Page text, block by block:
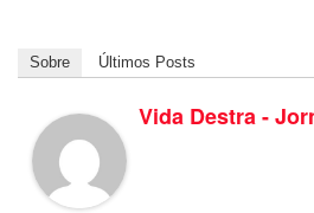
Sobre Últimos Posts
Vida Destra -